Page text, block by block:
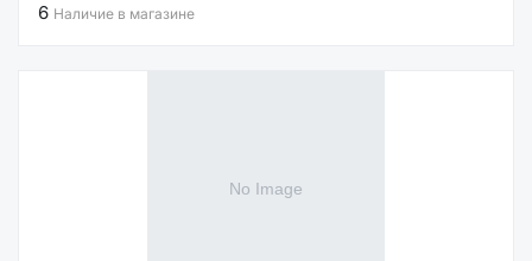
6 Наличие в магазине